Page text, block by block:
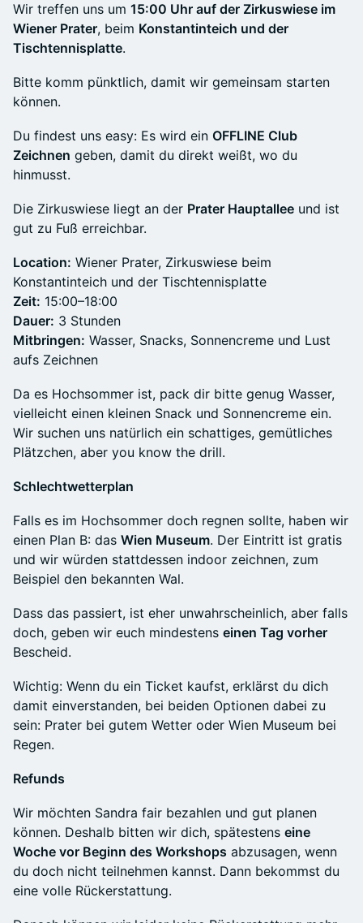
Wir treffen uns um 15:00 Uhr auf der Zirkuswiese im
Wiener Prater, beim Konstantinteich und der
Tischtennisplatte.
Bitte komm pünktlich, damit wir gemeinsam starten
können.
Du findest uns easy: Es wird ein OFFLINE Club
Zeichnen geben, damit du direkt weißt, wo du
hinmusst.
Die Zirkuswiese liegt an der Prater Hauptallee und ist
gut zu Fuß erreichbar.
Location: Wiener Prater, Zirkuswiese beim
Konstantinteich und der Tischtennisplatte
Zeit: 15:00–18:00
Dauer: 3 Stunden
Mitbringen: Wasser, Snacks, Sonnencreme und Lust
aufs Zeichnen
Da es Hochsommer ist, pack dir bitte genug Wasser,
vielleicht einen kleinen Snack und Sonnencreme ein.
Wir suchen uns natürlich ein schattiges, gemütliches
Plätzchen, aber you know the drill.
Schlechtwetterplan
Falls es im Hochsommer doch regnen sollte, haben wir
einen Plan B: das Wien Museum. Der Eintritt ist gratis
und wir würden stattdessen indoor zeichnen, zum
Beispiel den bekannten Wal.
Dass das passiert, ist eher unwahrscheinlich, aber falls
doch, geben wir euch mindestens einen Tag vorher
Bescheid.
Wichtig: Wenn du ein Ticket kaufst, erklärst du dich
damit einverstanden, bei beiden Optionen dabei zu
sein: Prater bei gutem Wetter oder Wien Museum bei
Regen.
Refunds
Wir möchten Sandra fair bezahlen und gut planen
können. Deshalb bitten wir dich, spätestens eine
Woche vor Beginn des Workshops abzusagen, wenn
du doch nicht teilnehmen kannst. Dann bekommst du
eine volle Rückerstattung.